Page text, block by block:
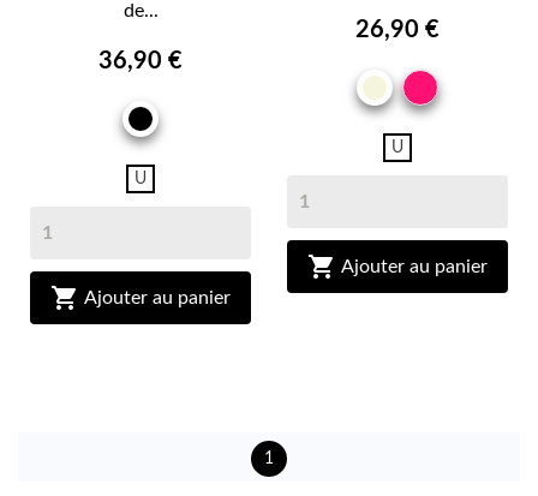
de...
36,90 €
NOIR
U
 Ajouter au panier
26,90 €
BEIGEFUSHIA
U
 Ajouter au panier
1